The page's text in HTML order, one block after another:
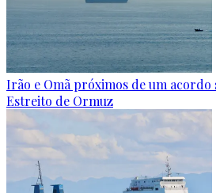
Irão e Omã próximos de um
Estreito de Ormuz